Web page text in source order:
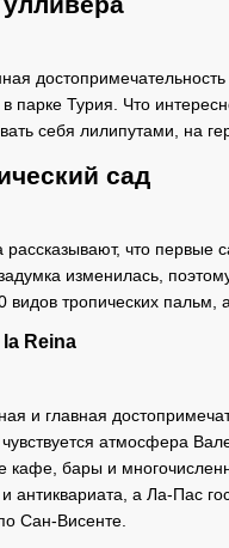
в парке Турия. Что
себя лилипутами, на
сад
рассказывают, что первые
изменилась,
видов тропических пальм,
la Reina
и главная
атмосфера
кафе, бары и
и антиквариата, а Ла-Пас
Сан-Висенте.